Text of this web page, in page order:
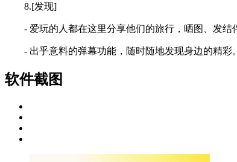
8.[发现]
- 爱玩的人都在这里分享他们的旅行，晒图、发结
- 出乎意料的弹幕功能，随时随地发现身边的精彩。
软件截图